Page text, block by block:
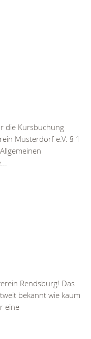
die Kursbuchung
Musterdorf e.V. § 1
Rendsburg! Das
bekannt wie kaum
eine